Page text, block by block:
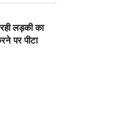
लड़की का
पर पीटा